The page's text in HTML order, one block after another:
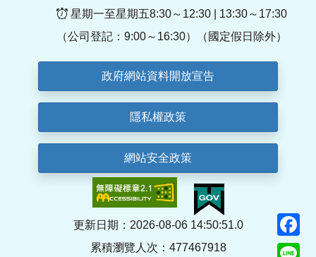
星期一至星期五8:30～12:30 | 13:30～17:30
（公司登記：9:00～16:30）（國定假日除外）
政府網站資料開放宣告
隱私權政策
網站安全政策
更新日期：2026-08-06 14:50:51.0
累積瀏覽人次：477467918